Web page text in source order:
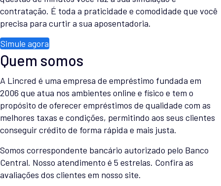
contratação. É toda a praticidade e comodidade que você
precisa para curtir a sua aposentadoria.
Simule agora
Quem somos
A Lincred é uma empresa de empréstimo fundada em
2006 que atua nos ambientes online e físico e tem o
propósito de oferecer empréstimos de qualidade com as
melhores taxas e condições, permitindo aos seus clientes
conseguir crédito de forma rápida e mais justa.
Somos correspondente bancário autorizado pelo Banco
Central. Nosso atendimento é 5 estrelas. Confira as
avaliações dos clientes em nosso site.